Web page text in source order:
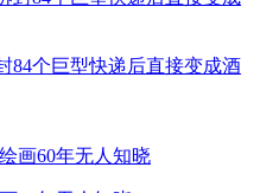
84个巨型快递后直接变成酒